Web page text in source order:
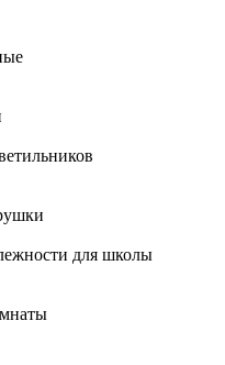
для школы